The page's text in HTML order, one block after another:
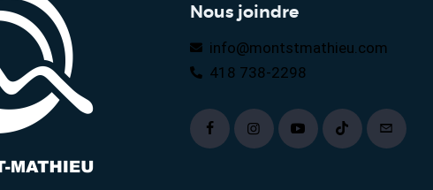
Nous joindre
info@montstmathieu.com
418 738-2298